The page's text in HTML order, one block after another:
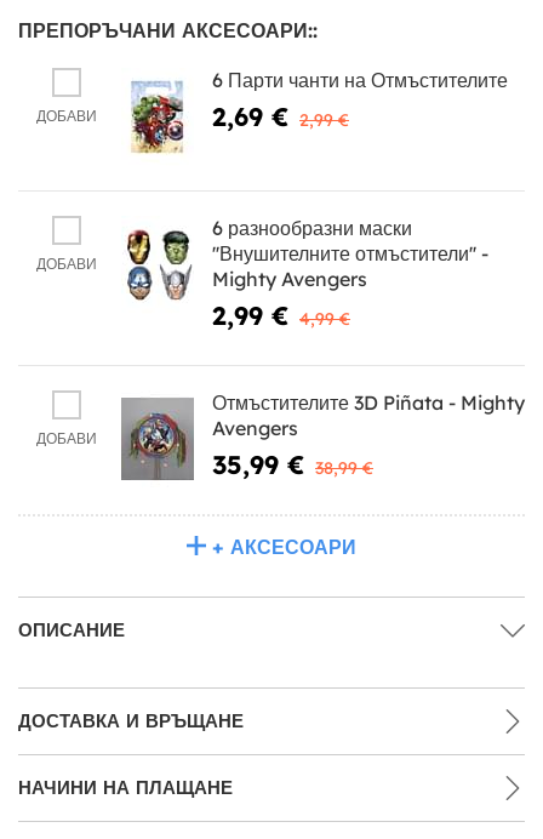
ПРЕПОРЪЧАНИ АКСЕСОАРИ::
ДОБАВИ
6 Парти чанти на Отмъстителите
2,69 € 2,99 €
ДОБАВИ
6 разнообразни маски
''Внушителните отмъстители'' -
Mighty Avengers
2,99 € 4,99 €
ДОБАВИ
Отмъстителите 3D Piñata - Mighty
Avengers
35,99 € 38,99 €
+ АКСЕСОАРИ
ОПИСАНИЕ
ДОСТАВКА И ВРЪЩАНЕ
НАЧИНИ НА ПЛАЩАНЕ